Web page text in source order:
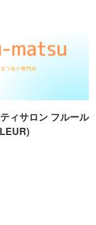
ィサロン フルール